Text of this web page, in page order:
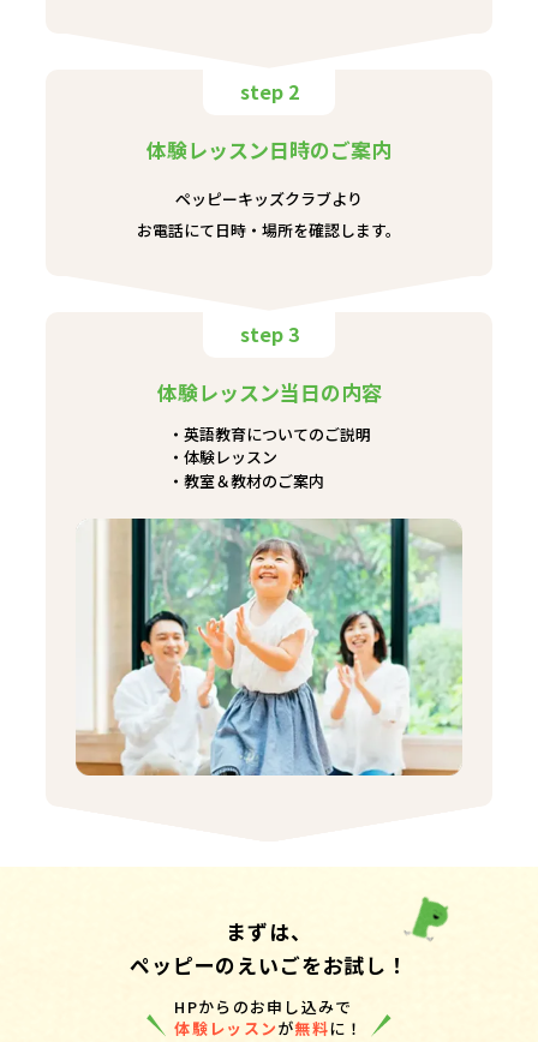
step 2
体験レッスン日時のご案内
ペッピーキッズクラブより
お電話にて日時・場所を確認します。
step 3
体験レッスン当日の内容
英語教育についてのご説明
体験レッスン
教室＆教材のご案内
まずは、
ペッピーのえいごをお試し！
HPからのお申し込みで
体験レッスンが無料に！